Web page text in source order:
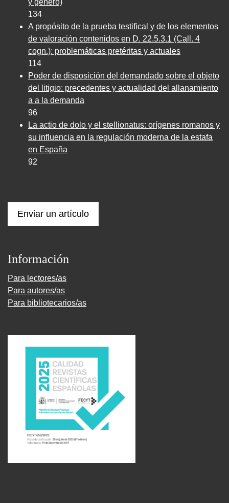
y género)
134
A propósito de la prueba testifical y de los elementos
de valoración contenidos en D. 22.5.3.1 (Call. 4
cogn.): problemáticas pretéritas y actuales
114
Poder de disposición del demandado sobre el objeto
del litigio: precedentes y actualidad del allanamiento
a a la demanda
96
La actio de dolo y el stellionatus: orígenes romanos y
su influencia en la regulación moderna de la estafa
en España
92
Enviar un artículo
Información
Para lectores/as
Para autores/as
Para bibliotecarios/as